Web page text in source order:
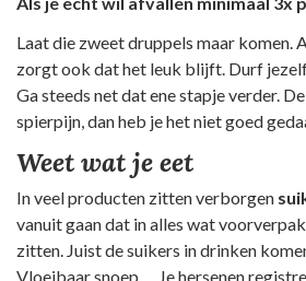
Laat die zweet druppels maar komen.
zorgt ook dat het leuk blijft. Durf
Ga steeds net dat ene stapje verder.
spierpijn, dan heb je het niet goed
Weet wat je eet
In veel producten zitten verborgen
vanuit gaan dat in alles wat
zitten. Juist de suikers in drinken
Vloeibaar snoep … Je hersenen